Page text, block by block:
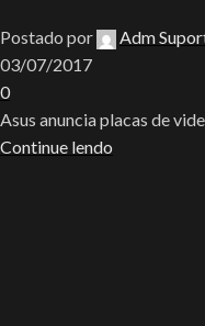
Postado por
Adm
03/07/2017
0
Asus anuncia placas de
Continue lendo